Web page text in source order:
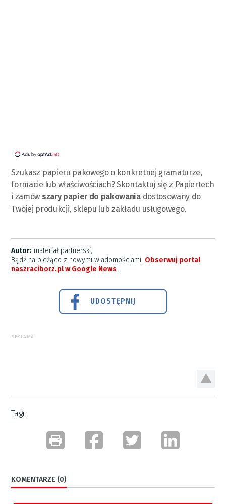
Szukasz papieru pakowego o konkretnej gramaturze,
formacie lub właściwościach? Skontaktuj się z Papiertech
i zamów szary papier do pakowaniadostosowany do
Twojej produkcji, sklepu lub zakładu usługowego.
Autor: materiał partnerski,
Bądź na bieżąco z nowymi wiadomościami. Obserwuj portal
naszraciborz.pl w Google News.
UDOSTĘPNIJ
REKLAMA
Tagi:
KOMENTARZE (0)